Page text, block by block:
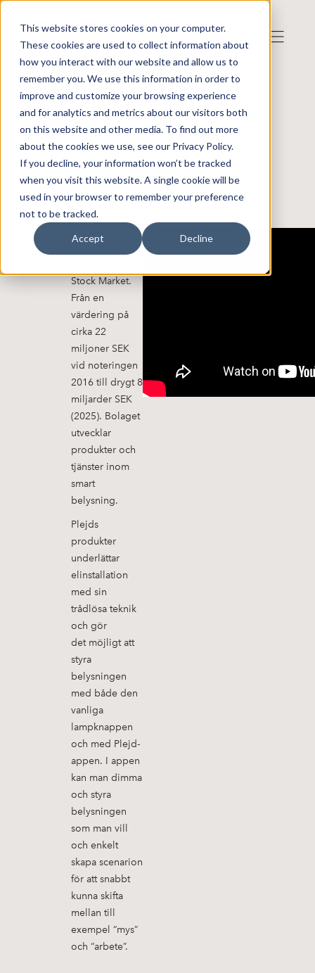
This website stores cookies on your computer.
These cookies are used to collect information about
how you interact with our website and allow us to
remember you. We use this information in order to
improve and customize your browsing experience
and for analytics and metrics about our visitors both
on this website and other media. To find out more
about the cookies we use, see our Privacy Policy.
If you decline, your information won’t be tracked
when you visit this website. A single cookie will be
used in your browser to remember your preference
not to be tracked.
Accept Decline
Plejd
Plejd är listat på
Spotlight Select
och har haft en
fantastisk resa
Stock Market.
Från en
värdering på
cirka 22
miljoner SEK
vid noteringen
2016 till drygt 8
miljarder SEK
(2025). Bolaget
utvecklar
produkter och
tjänster inom
smart
belysning.
Plejds
produkter
underlättar
elinstallation
med sin
trådlösa teknik
och gör
det möjligt att
styra
belysningen
med både den
vanliga
lampknappen
och med Plejd-
appen. I appen
kan man dimma
och styra
belysningen
som man vill
och enkelt
skapa scenarion
för att snabbt
kunna skifta
mellan till
exempel “mys”
och “arbete”.